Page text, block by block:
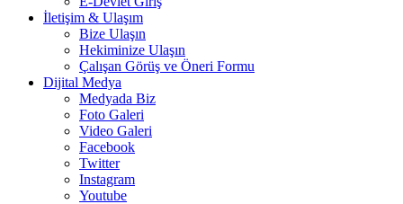
İletişim & Ulaşım
Bize Ulaşın
Hekiminize Ulaşın
Çalışan Görüş ve Öneri Formu
Dijital Medya
Medyada Biz
Foto Galeri
Video Galeri
Facebook
Twitter
Instagram
Youtube